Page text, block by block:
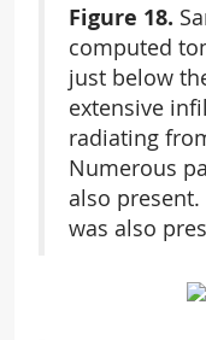
Figure 18.
computed
just below
extensive
radiating
Numerous
also
was also